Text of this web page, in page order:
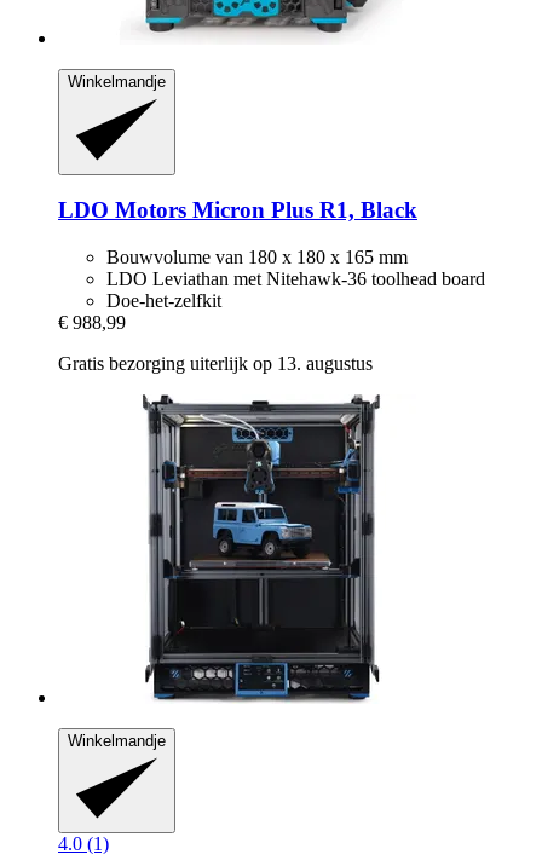
Winkelmandje
LDO Motors Micron Plus R1, Black
Bouwvolume van 180 x 180 x 165 mm
LDO Leviathan met Nitehawk-36 toolhead board
Doe-het-zelfkit
€ 988,99
Gratis bezorging uiterlijk op 13. augustus
Winkelmandje
4.0 (1)